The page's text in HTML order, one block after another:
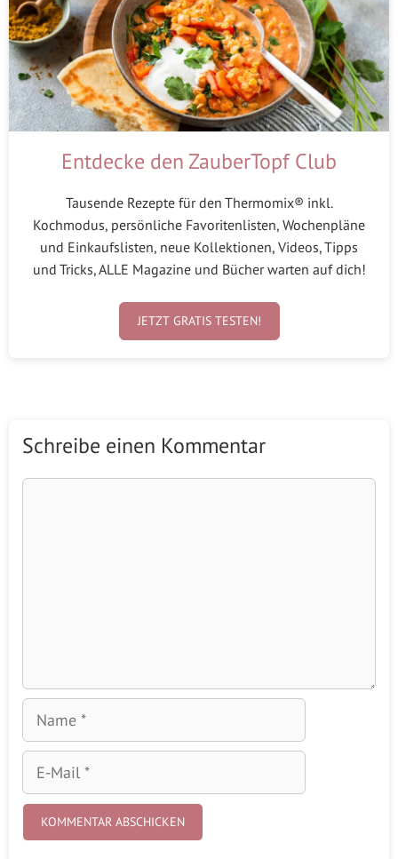
Entdecke den ZauberTopf Club
Tausende Rezepte für den Thermomix® inkl.
Kochmodus, persönliche Favoritenlisten, Wochenpläne
und Einkaufslisten, neue Kollektionen, Videos, Tipps
und Tricks, ALLE Magazine und Bücher warten auf dich!
JETZT GRATIS TESTEN!
Schreibe einen Kommentar
Name
Mail